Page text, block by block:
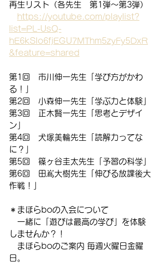
再生リスト（各先生　第1弾～第3弾）
https://youtube.com/playlist?
list=PL-UsQ-
hE6kSlo6fjEGU7MThm5zyFy5DxR
&feature=shared
第1回　市川伸一先生「学び方がかわ
る！」
第2回　小森伸一先生「学ぶ力と体験」
第3回　正木賢一先生「思考とデザイ
ン」
第4回　犬塚美輪先生「読解力ってな
に？」
第5回　篠ヶ谷圭太先生「予習の科学」
第6回　田嶌大樹先生「伸びる放課後大
作戦！」
＊まほらboの入会について
一緒に「遊びは最高の学び」を体験
しませんか？！
まほらboのご案内 毎週火曜日金曜
日。